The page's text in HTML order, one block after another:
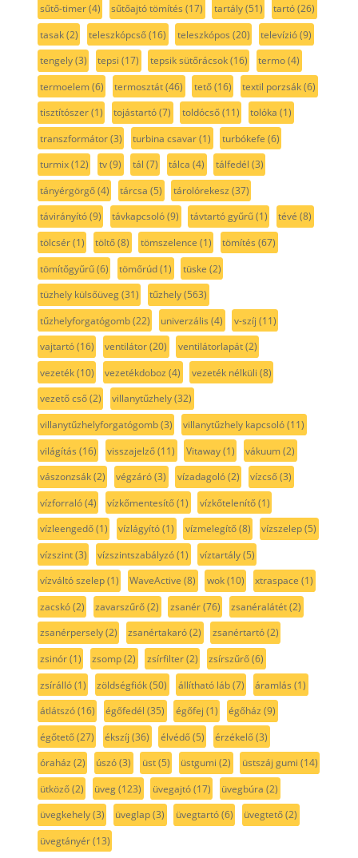
sűtő-timer(4) sűtőajtó tömítés (17) tartály(51) tartó(26)
tasak(2) teleszkópcső(16) teleszkópos (20) televízió(9)
tengely(3) tepsi (17) tepsik sütőrácsok(16) termo(4)
termoelem(6) termosztát(46) tető(16) textil porzsák(6)
tisztítószer(1) tojástartó(7) toldócső(11) tolóka (1)
transzformátor(3) turbina csavar(1) turbókefe (6)
turmix(12) tv(9) tál (7) tálca (4) tálfedél (3)
tányérgörgő(4) tárcsa (5) tárolórekesz (37)
távirányító(9) távkapcsoló(9) távtartó gyűrű(1) tévé (8)
tölcsér(1) töltő(8) tömszelence (1) tömítés (67)
tömítőgyűrű(6) tömőrúd(1) tüske (2)
tüzhely külsőüveg(31) tűzhely(563)
tűzhelyforgatógomb(22) univerzális (4) v-szíj (11)
vajtartó(16) ventilátor(20) ventilátorlapát(2)
vezeték(10) vezetékdoboz (4) vezeték nélküli (8)
vezető cső(2) villanytűzhely(32)
villanytűzhelyforgatógomb(3) villanytűzhely kapcsoló(11)
világítás (16) visszajelző(11) Vitaway(1) vákuum(2)
vászonzsák(2) végzáró(3) vízadagoló(2) vízcső(3)
vízforraló(4) vízkőmentesítő(1) vízkőtelenítő(1)
vízleengedő(1) vízlágyító(1) vízmelegítő(8) vízszelep(5)
vízszint(3) vízszintszabályzó(1) víztartály(5)
vízváltó szelep(1) WaveActive (8) wok(10) xtraspace (1)
zacskó(2) zavarszűrő(2) zsanér(76) zsanéralátét(2)
zsanérpersely(2) zsanértakaró(2) zsanértartó(2)
zsinór(1) zsomp(2) zsírfilter(2) zsírszűrő(6)
zsírálló(1) zöldségfiók(50) állítható láb(7) áramlás (1)
átlátszó(16) égőfedél (35) égőfej (1) égőház (9)
égőtető(27) ékszíj (36) élvédő(5) érzékelő(3)
óraház (2) úszó(3) üst(5) üstgumi (2) üstszáj gumi (14)
ütköző(2) üveg(123) üvegajtó(17) üvegbúra (2)
üvegkehely(3) üveglap(3) üvegtartó(6) üvegtető(2)
üvegtányér(13)